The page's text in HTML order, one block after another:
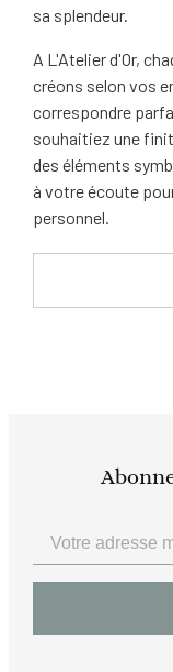
sa splendeur.
A L'Atelier d'Or,
créons selon vos
correspondre
souhaitiez une
des éléments
à votre écoute
personnel.